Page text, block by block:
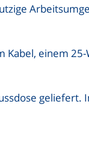
Kabel, einem 25-
geliefert.